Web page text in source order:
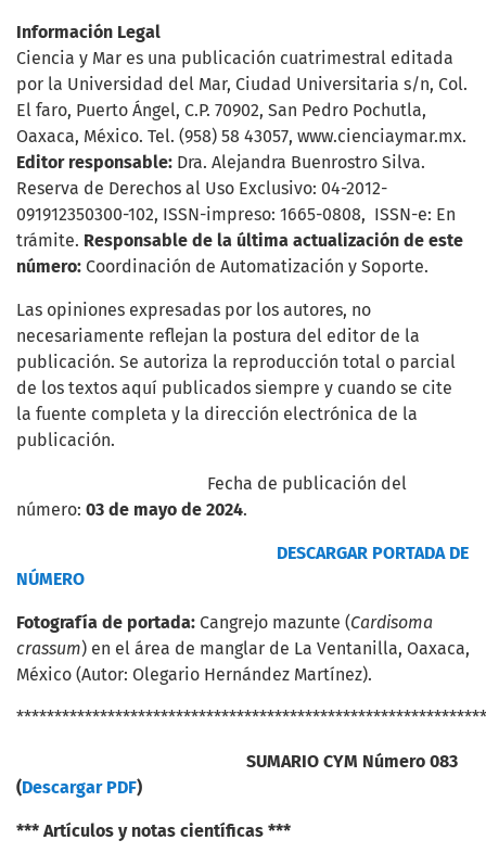
Información Legal
Ciencia y Mar es una publicación cuatrimestral editada
por la Universidad del Mar, Ciudad Universitaria s/n, Col.
El faro, Puerto Ángel, C.P. 70902, San Pedro Pochutla,
Oaxaca, México. Tel. (958) 58 43057, www.cienciaymar.mx.
Editor responsable: Dra. Alejandra Buenrostro Silva.
Reserva de Derechos al Uso Exclusivo: 04-2012-
091912350300-102, ISSN-impreso: 1665-0808, ISSN-e: En
trámite. Responsable de la última actualización de este
número: Coordinación de Automatización y Soporte.
Las opiniones expresadas por los autores, no
necesariamente reflejan la postura del editor de la
publicación. Se autoriza la reproducción total o parcial
de los textos aquí publicados siempre y cuando se cite
la fuente completa y la dirección electrónica de la
publicación.
Fecha de publicación del
número: 03 de mayo de 2024.
DESCARGAR PORTADA DE
NÚMERO
Fotografía de portada: Cangrejo mazunte (Cardisoma
crassum) en el área de manglar de La Ventanilla, Oaxaca,
México (Autor: Olegario Hernández Martínez).
SUMARIO CYM Número 083
(Descargar PDF)
*** Artículos y notas científicas ***